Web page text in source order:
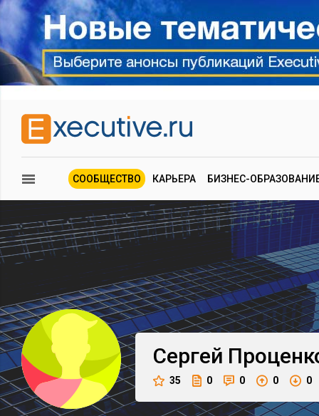
СООБЩЕСТВО КАРЬЕРА БИЗНЕС-
Сергей
35 0 0 0 0